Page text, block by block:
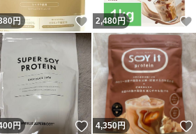
ね！
円 いいね！
2,480円
ね！
円 いいね！
4,350円